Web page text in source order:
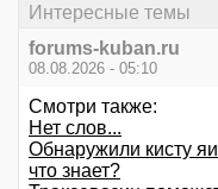
Интересные темы
forums-kuban.ru
08.08.2026 - 05:10
Смотри также:
Нет слов...
Обнаружили кисту
что знает?